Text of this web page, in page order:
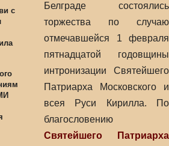
Белграде состоялись
торжества по случаю
отмечавшейся 1 февраля
пятнадцатой годовщины
интронизации Святейшего
Патриарха Московского и
всея Руси Кирилла. По
благословению
Святейшего Патриарха